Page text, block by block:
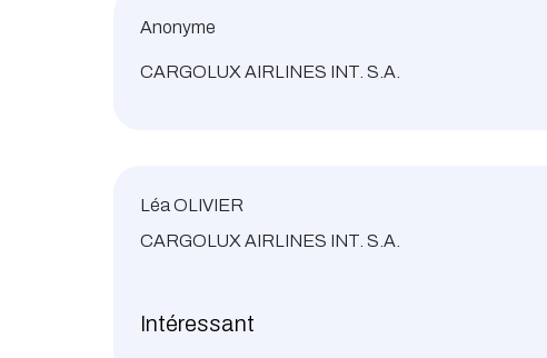
Anonyme
CARGOLUX AIRLINES INT. S.A.
Léa OLIVIER
CARGOLUX AIRLINES INT. S.A.
Intéressant